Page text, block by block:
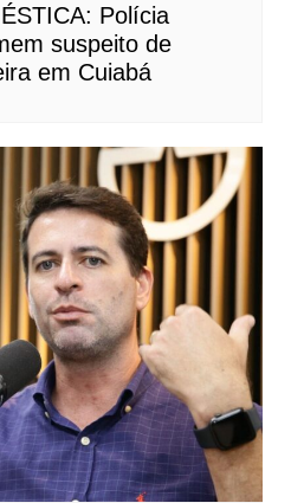
Polícia
suspeito de
em Cuiabá